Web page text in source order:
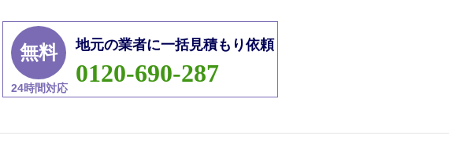
無料
24時間対応
地元の業者に一括見積もり依頼
0120-690-287